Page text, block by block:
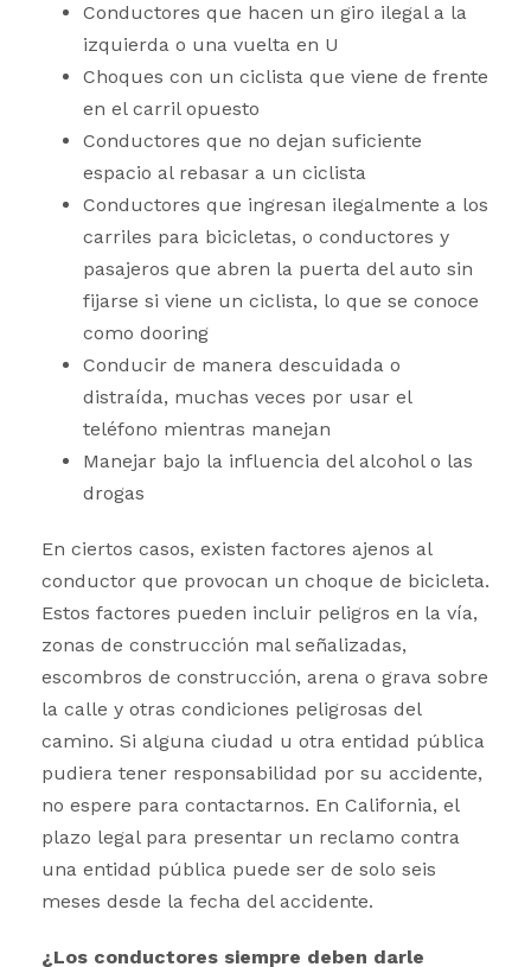
Conductores que hacen un giro ilegal a la
izquierda o una vuelta en U
Choques con un ciclista que viene de frente
en el carril opuesto
Conductores que no dejan suficiente
espacio al rebasar a un ciclista
Conductores que ingresan ilegalmente a los
carriles para bicicletas, o conductores y
pasajeros que abren la puerta del auto sin
fijarse si viene un ciclista, lo que se conoce
como dooring
Conducir de manera descuidada o
distraída, muchas veces por usar el
teléfono mientras manejan
Manejar bajo la influencia del alcohol o las
drogas
En ciertos casos, existen factores ajenos al
conductor que provocan un choque de bicicleta.
Estos factores pueden incluir peligros en la vía,
zonas de construcción mal señalizadas,
escombros de construcción, arena o grava sobre
la calle y otras condiciones peligrosas del
camino. Si alguna ciudad u otra entidad pública
pudiera tener responsabilidad por su accidente,
no espere para contactarnos. En California, el
plazo legal para presentar un reclamo contra
una entidad pública puede ser de solo seis
meses desde la fecha del accidente.
¿Los conductores siempre deben darle